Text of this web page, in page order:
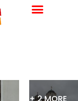
+ 2 MORE